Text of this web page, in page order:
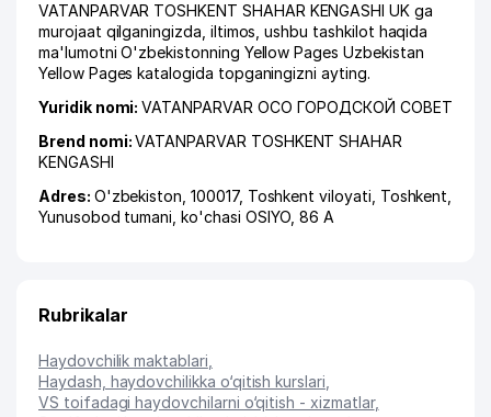
VATANPARVAR TOSHKENT SHAHAR KENGASHI UK ga
murojaat qilganingizda, iltimos, ushbu tashkilot haqida
ma'lumotni O'zbekistonning Yellow Pages Uzbekistan
Yellow Pages katalogida topganingizni ayting.
Yuridik nomi:VATANPARVAR ОСО ГОРОДСКОЙ СОВЕТ
Brend nomi:VATANPARVAR TOSHKENT SHAHAR
KENGASHI
Adres: O'zbekiston, 100017, Toshkent viloyati Toshkent
Yunusobod tumani ,ko'chasi OSIYO , 86 А
Rubrikalar
Haydovchilik maktablari
Haydash, haydovchilikka o‘qitish kurslari
VS toifadagi haydovchilarni o‘qitish - xizmatlar,